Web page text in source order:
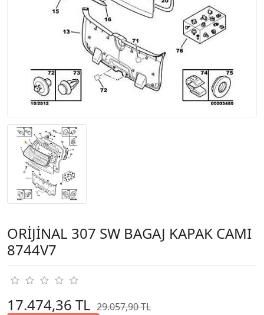
ORİJİNAL 307 SW BAGAJ KAPAK CAMI
8744V7
17.474,36 TL 29.057,90 TL